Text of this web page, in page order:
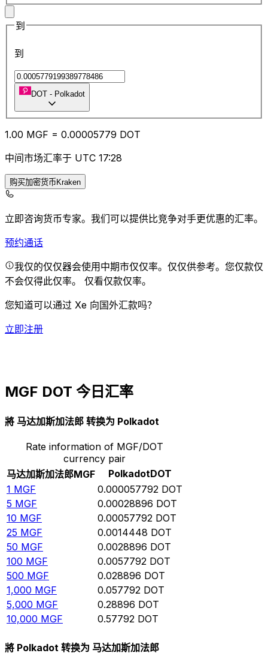
到
到
DOT - Polkadot
1.00 MGF = 0.00005779 DOT
中间市场汇率于 UTC 17:28
购买加密货币Kraken
立即咨询货币专家。 我们可以提供比竞争对手更优惠的汇率。
预约通话
我仅的仅仅器会使用中期市仅仅率。仅仅供参考。您仅款仅
不会仅得此仅率。 仅看仅款仅率。
您知道可以通过 Xe 向国外汇款吗？
立即注册
MGF DOT 今日汇率
將 马达加斯加法郎 转换为 Polkadot
Rate information of MGF/DOT
currency pair
马达加斯加法郎MGF PolkadotDOT
1 MGF 0.000057792 DOT
5 MGF 0.00028896 DOT
10 MGF 0.00057792 DOT
25 MGF 0.0014448 DOT
50 MGF 0.0028896 DOT
100 MGF 0.0057792 DOT
500 MGF 0.028896 DOT
1,000 MGF 0.057792 DOT
5,000 MGF 0.28896 DOT
10,000 MGF 0.57792 DOT
將 Polkadot 转换为 马达加斯加法郎